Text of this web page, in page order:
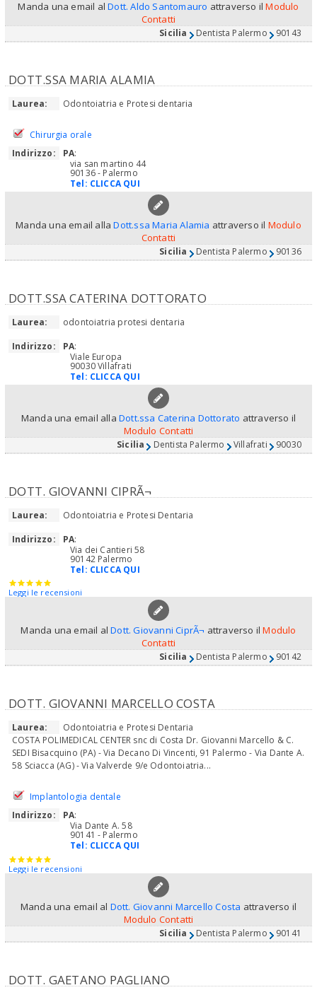
Manda una email alDott. Aldo Santomauro attraverso ilModulo
Contatti
Sicilia Dentista Palermo 90143
DOTT.SSA MARIA ALAMIA
Laurea: Odontoiatria e Protesi dentaria
Chirurgia orale
Indirizzo:
PA:
via san martino 44
90136 - Palermo
Tel: CLICCA QUI
Manda una email allaDott.ssa Maria Alamia attraverso il Modulo
Contatti
Sicilia Dentista Palermo 90136
DOTT.SSA CATERINA DOTTORATO
Laurea:
odontoiatria protesi dentaria
Indirizzo:
PA:
Viale Europa
90030 Villafrati
Tel: CLICCA QUI
Manda una email allaDott.ssa Caterina Dottorato attraverso il
Modulo Contatti
Sicilia Dentista Palermo Villafrati 90030
DOTT. GIOVANNI CIPRÃ¬
Laurea:
Odontoiatria e Protesi Dentaria
Indirizzo:
PA:
Via dei Cantieri 58
90142 Palermo
Tel: CLICCA QUI
Leggi le recensioni
Manda una email alDott. Giovanni CiprÃ¬ attraverso ilModulo
Contatti
Sicilia Dentista Palermo 90142
DOTT. GIOVANNI MARCELLO COSTA
Laurea:
Odontoiatria e Protesi Dentaria
COSTA POLIMEDICAL CENTER snc di Costa Dr. Giovanni Marcello & C.
SEDI Bisacquino (PA) - Via Decano Di Vincenti, 91 Palermo - Via Dante A.
58 Sciacca (AG) - Via Valverde 9/e Odontoiatria...
Implantologia dentale
Indirizzo:
PA:
Via Dante A. 58
90141 - Palermo
Tel: CLICCA QUI
Leggi le recensioni
Manda una email al Dott. Giovanni Marcello Costa attraverso il
Modulo Contatti
Sicilia Dentista Palermo 90141
DOTT. GAETANO PAGLIANO